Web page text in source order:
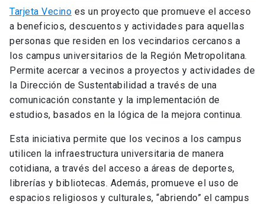
Tarjeta Vecino es un proyecto que promueve el acceso
a beneficios, descuentos y actividades para aquellas
personas que residen en los vecindarios cercanos a
los campus universitarios de la Región Metropolitana.
Permite acercar a vecinos a proyectos y actividades de
la Dirección de Sustentabilidad a través de una
comunicación constante y la implementación de
estudios, basados en la lógica de la mejora continua.
Esta iniciativa permite que los vecinos a los campus
utilicen la infraestructura universitaria de manera
cotidiana, a través del acceso a áreas de deportes,
librerías y bibliotecas. Además, promueve el uso de
espacios religiosos y culturales, “abriendo” el campus